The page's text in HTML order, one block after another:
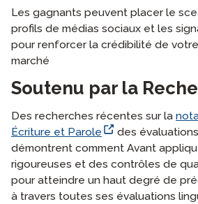
Les gagnants peuvent placer le
profils de médias sociaux et les
pour renforcer la crédibilité de
marché
Soutenu par la
Des recherches récentes sur la
Écriture et Parole
des
démontrent comment Avant
rigoureuses et des contrôles de
pour atteindre un haut degré de
à travers toutes ses évaluations